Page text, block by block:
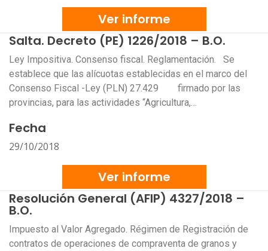
Ver informe
Salta. Decreto (PE) 1226/2018 – B.O.
Ley Impositiva. Consenso fiscal. Reglamentación. Se
establece que las alícuotas establecidas en el marco del
Consenso Fiscal -Ley (PLN) 27.429 firmado por las
provincias, para las actividades “Agricultura,…
Fecha
29/10/2018
Ver informe
Resolución General (AFIP) 4327/2018 –
B.O.
Impuesto al Valor Agregado. Régimen de Registración de
contratos de operaciones de compraventa de granos y